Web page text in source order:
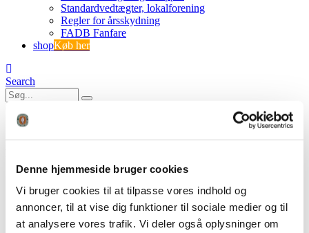
Denne hjemmeside bruger cookies
Vi bruger cookies til at tilpasse vores indhold og
annoncer, til at vise dig funktioner til sociale medier og til
at analysere vores trafik. Vi deler også oplysninger om
Standardvedtægter, lokalforening
Regler for årsskydning
FADB Fanfare
shopKøb her
Search
Buejagtprøven
Skudvinkler og anatomi
figur-4-2